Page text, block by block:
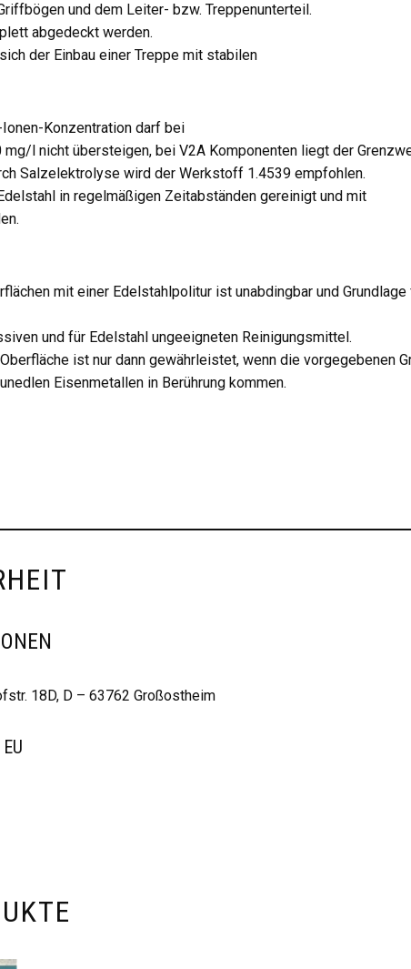
und dem Leiter- bzw. Treppenunterteil.
abgedeckt werden.
der Einbau einer Treppe mit stabilen
Konzentration darf bei
l nicht übersteigen, bei V2A Komponenten liegt der
Salzelektrolyse wird der Werkstoff 1.4539 empfohlen.
in regelmäßigen Zeitabständen gereinigt und mit
mit einer Edelstahlpolitur ist unabdingbar und
und für Edelstahl ungeeigneten Reinigungsmittel.
ist nur dann gewährleistet, wenn die vorgegebenen
Eisenmetallen in Berührung kommen.
18D, D – 63762 Großostheim